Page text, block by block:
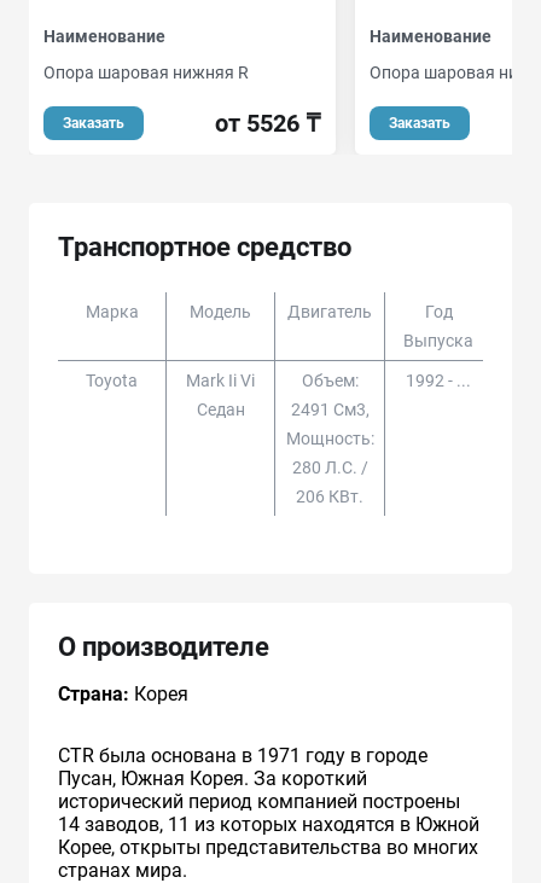
Наименование
Опора шаровая нижняя R
Заказать от 5526 ₸
Наименование
Опора шаровая
Заказать
Транспортное средство
Марка Модель Двигатель
Год
Выпуска
Toyota
Mark Ii Vi
Седан
Объем:
2491 См3,
Мощность:
280 Л.с. /
206 КВт.
1992 - ...
О производителе
Страна: Корея
CTR была основана в 1971 году в городе
Пусан, Южная Корея. За короткий
исторический период компанией построены
14 заводов, 11 из которых находятся в Южной
Корее, открыты представительства во многих
странах мира.